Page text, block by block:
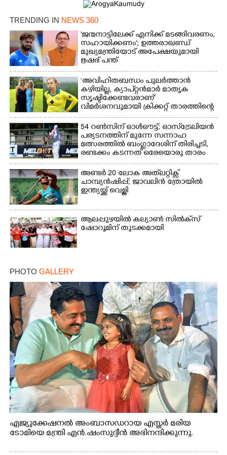
TRENDING IN NEWS 360
'ജന്മനാട്ടിലേക്ക് എനിക്ക് മടങ്ങിവരണം,
സഹായിക്കണം'; ഉത്തരാഖണ്ഡ്
മുഖ്യമന്ത്രിയോട് അപേക്ഷയുമായി
ഋഷഭ് പന്ത്
‘അവിഹിതബന്ധം പുലർത്താൻ
കഴിയില്ല,​ ക്യാപ്റ്റൻമാർ മാതൃക
സൃഷ്ടിക്കേണ്ടവരാണ്'
വിമർശനവുമായി ക്രിക്കറ്റ് താരത്തിന്റെ
ഭാര്യ
54 റൺസിന് ഓൾഔട്ട്; ഓസ്‌ട്രേലിയൻ
പര്യടനത്തിന് മുന്നേ സന്നാഹ
മത്സരത്തിൽ ബംഗ്ലാദേശിന് തിരിച്ചടി,
രണ്ടക്കം കടന്നത് ഒരേയൊരു താരം
അണ്ടർ 20 ലോക അത്‌ലറ്റിക്സ്
ചാമ്പ്യൻഷിപ്പ്; ജാവലിൻ ത്രോയിൽ
ഇന്ത്യയ്ക്ക് വെള്ളി
ആലപ്പുഴയിൽ കല്യാൺ സിൽക്‌സ്
ഷോറൂമിന് തുടക്കമായി
PHOTO GALLERY
എജ്യുക്കേഷനൽ അംബാസഡറായ എസ്തർ മരിയ
ടോമിയെ മന്ത്രി എൻ.ഷംസുദ്ദീൻ അഭിനന്ദിക്കുന്നു.